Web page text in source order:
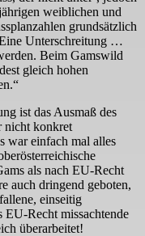
weiblichen und
grundsätzlich
Unterschreitung …
Beim Gamswild
gleich hohen
ist das Ausmaß des
nicht konkret
war einfach mal alles
als nach EU-Recht
auch dringend geboten,
einseitig
EU-Recht missachtende
überarbeitet!